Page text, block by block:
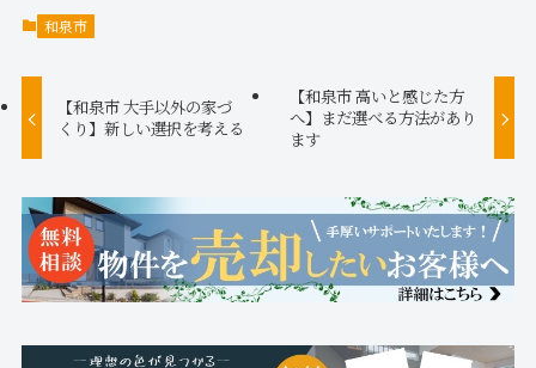
和泉市
【和泉市 大手以外の家づ
くり】新しい選択を考える
【和泉市 高いと感じた方
へ】まだ選べる方法があり
ます